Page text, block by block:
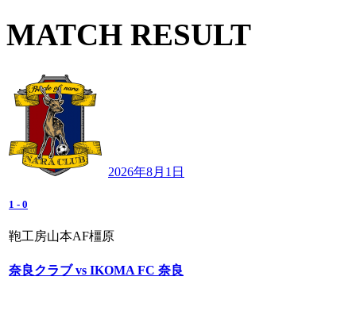
MATCH RESULT
2026年8月1日
1 - 0
鞄工房山本AF橿原
奈良クラブ vs IKOMA FC 奈良